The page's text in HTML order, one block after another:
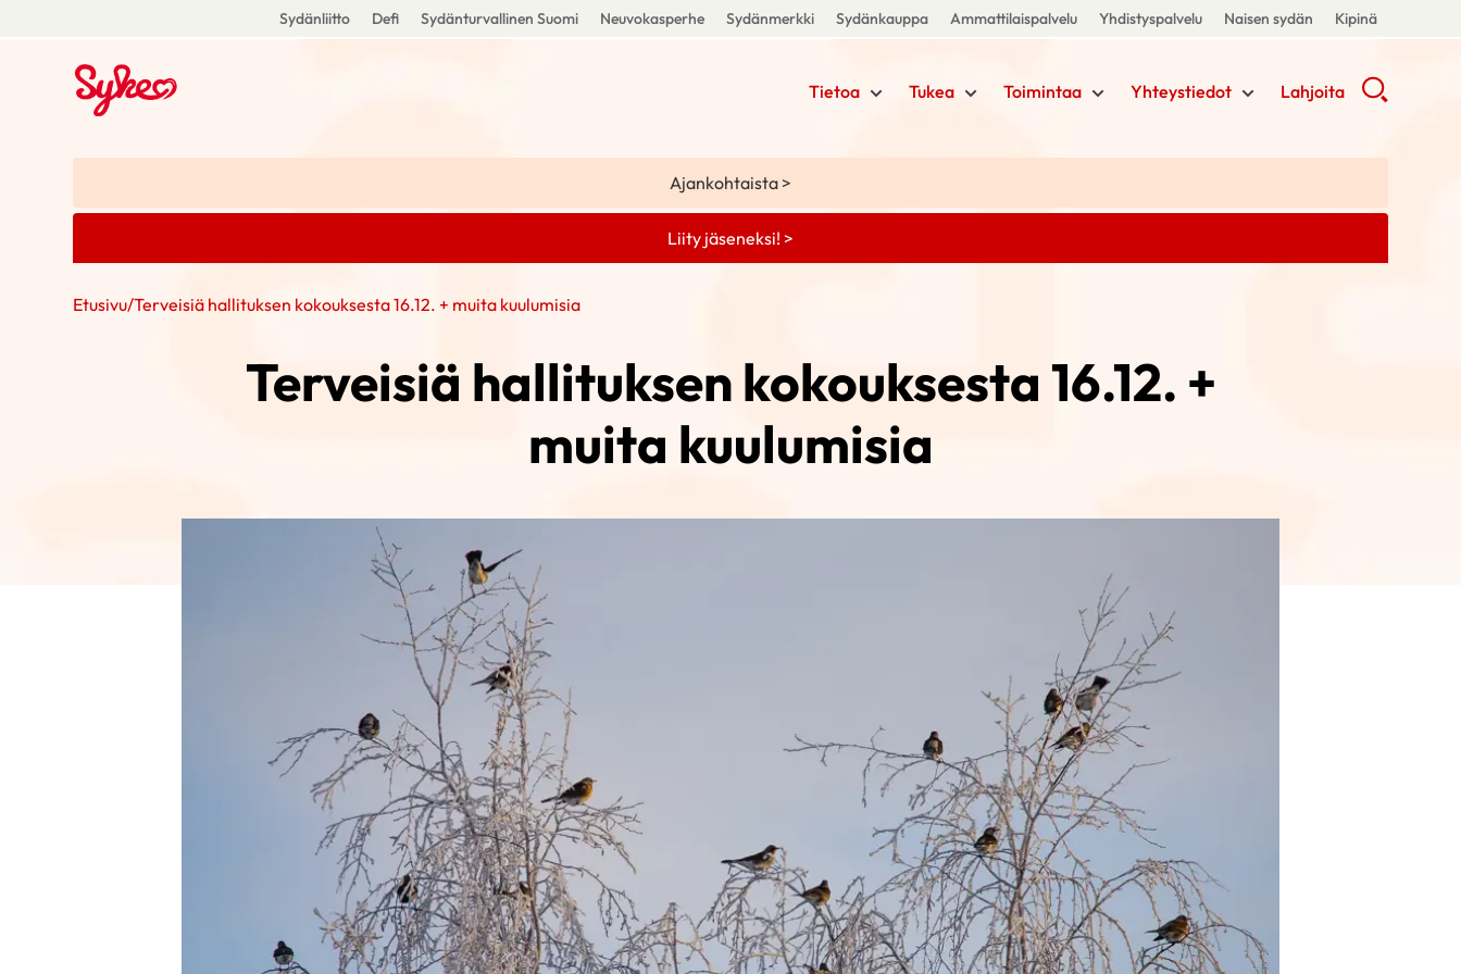
Sydänliitto Defi Sydänturvallinen Suomi Neuvokasperhe Sydänmerkki Sydänkauppa Ammattilaispalvelu Yhdistyspalvelu Naisen sydän Kipinä
Tietoa Tukea Toimintaa Yhteystiedot Lahjoita
Ajankohtaista >
Liity jäseneksi! >
Etusivu/Terveisiä hallituksen kokouksesta 16.12. + muita kuulumisia
Terveisiä hallituksen kokouksesta 16.12. +
muita kuulumisia